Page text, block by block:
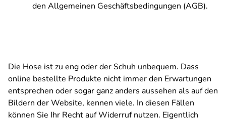
den Allgemeinen Geschäftsbedingungen (AGB).
Die Hose ist zu eng oder der Schuh unbequem. Dass
online bestellte Produkte nicht immer den Erwartungen
entsprechen oder sogar ganz anders aussehen als auf den
Bildern der Website, kennen viele. In diesen Fällen
können Sie Ihr Recht auf Widerruf nutzen. Eigentlich